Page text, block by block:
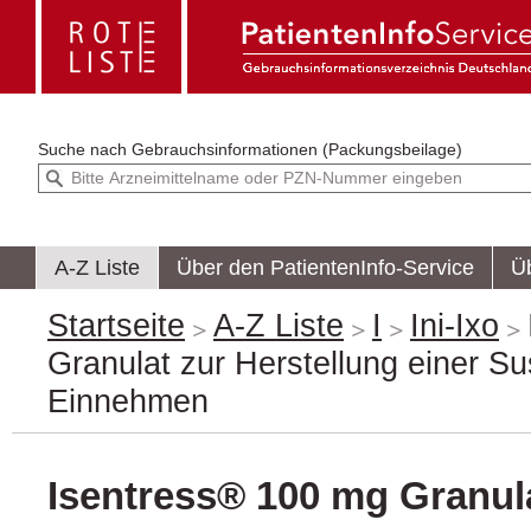
Suche nach Gebrauchsinformationen (Packungsbeilage)
A-Z Liste Über den PatientenInfo-Service
Startseite A-Z Liste I Ini-Ixo
Granulat zur Herstellung einer
Einnehmen
Isentress® 100 mg